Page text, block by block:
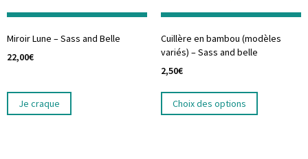
Miroir Lune – Sass and Belle
22,00€
Je craque
Cuillère en bambou (modèles
variés) – Sass and belle
2,50€
Choix des options